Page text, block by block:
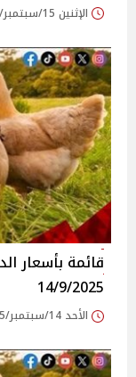
الإثنين 15/سبتمبر/2025 - 09:23 ص
14/9/2025
الأحد 14/سبتمبر/2025 - 09:59 ص